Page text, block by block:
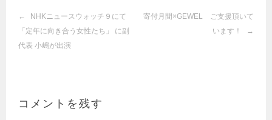
投
稿
ナ
シ
NHKニュースウォッチ９にて
「定年に向き合う女性たち」 に副
代表 小嶋が出演
寄付月間×GEWEL ご支援頂いて
います！
コメントを残す